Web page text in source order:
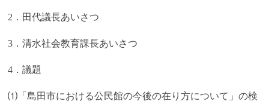
2．田代議長あいさつ
3．清水社会教育課長あいさつ
4．議題
⑴「島田市における公民館の今後の在り方について」の検